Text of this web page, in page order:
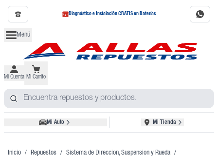
Diagnóstico e Instalación GRATIS en Baterías
Menú
Mi Cuenta Mi Carrito
Mi Auto Mi Tienda
Inicio / Repuestos / Sistema de Direccion, Suspension y Rueda /